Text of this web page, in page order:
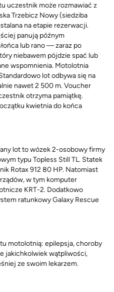
uczestnik może rozmawiać z
Trzebicz Nowy (siedziba
na etapie rezerwacji.
panują późnym
lub rano — zaraz po
niebawem pójdzie spać lub
wspomnienia. Motolotnia
lot odbywa się na
nawet 2 500 m. Voucher
otrzyma pamiątkę.
kwietnia do końca
lot to wózek 2-osobowy firmy
typu Topless Still TL. Statek
Rotax 912 80 HP. Natomiast
w tym komputer
KRT-2. Dodatkowo
ratunkowy Galaxy Rescue
motolotnią: epilepsja, choroby
jakichkolwiek wątpliwości,
ze swoim lekarzem.